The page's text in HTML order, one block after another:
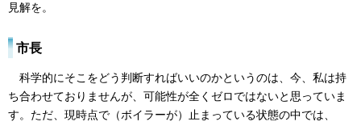
見解を。
市長
科学的にそこをどう判断すればいいのかというのは、今、私は持
ち合わせておりませんが、可能性が全くゼロではないと思っていま
す。ただ、現時点で（ボイラーが）止まっている状態の中では、